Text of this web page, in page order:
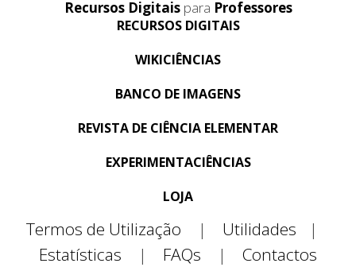
Recursos Digitais para Professores
RECURSOS DIGITAIS
WIKICIÊNCIAS
BANCO DE IMAGENS
REVISTA DE CIÊNCIA ELEMENTAR
EXPERIMENTACIÊNCIAS
LOJA
Termos de Utilização | Utilidades
|
Estatísticas
| FAQs | Contactos